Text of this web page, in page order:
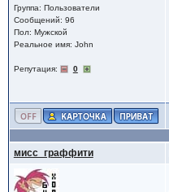
Группа: Пользователи
Сообщений: 96
Пол: Мужской
Реальное имя: John
Репутация: 0
мисс_граффити